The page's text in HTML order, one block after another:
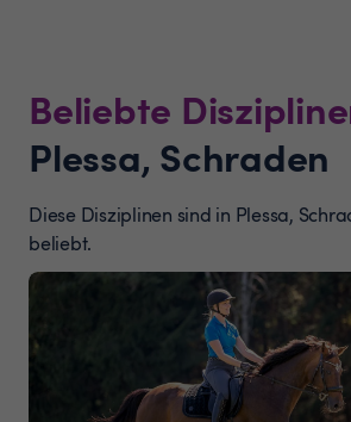
Beliebte
Plessa, Schraden
Diese Disziplinen sind in Plessa,
beliebt.